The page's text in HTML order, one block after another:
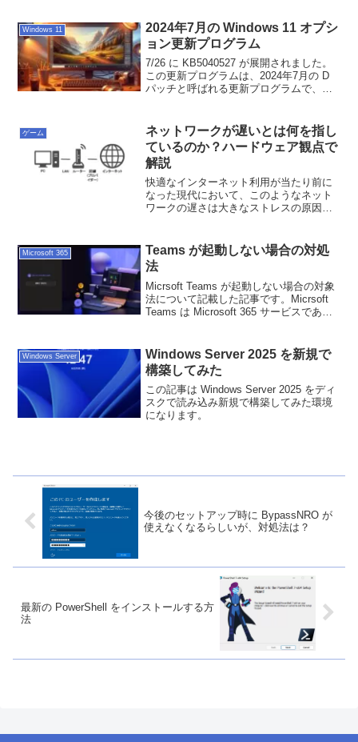
Windows 11
2024年7月の Windows 11 オプシ
ョン更新プログラム
7/26 に KB5040527 が展開されました。
この更新プログラムは、2024年7月の D
パッチと呼ばれる更新プログラムで、毎
はこちら。
ゲーム
ネットワークが遅いとは何を指し
ているのか？ハードウェア観点で
解説
快適なインターネット利用が当たり前に
なった現代において、このようなネット
ワークの遅さは大きなストレスの原因と
この記事では、ネットワークのボトルネ
ックとは何か、ハードウェア観点で考え
るボトルネックになる箇所を、初心者の
方にも分かりやすく解説します。
Microsoft 365
Teams が起動しない場合の対処
法
Micrsoft Teams が起動しない場合の対象
法について記載した記事です。Micrsoft
Teams は Microsoft 365 サービスであ
ります。
Windows Server
Windows Server 2025 を新規で
構築してみた
この記事は Windows Server 2025 をディ
スクで読み込み新規で構築してみた環境
になります。
今後のセットアップ時に BypassNRO が
使えなくなるらしいが、対処法は？
最新の PowerShell をインストールする方
法